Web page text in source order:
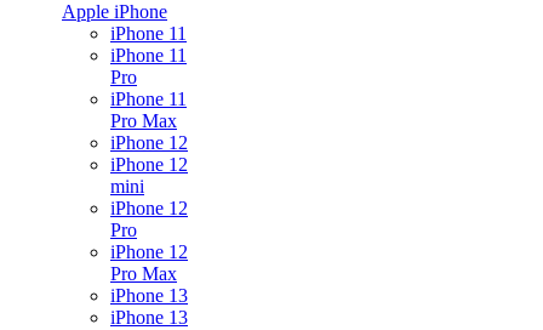
Apple iPhone
iPhone 11
iPhone 11
Pro
iPhone 11
Pro Max
iPhone 12
iPhone 12
mini
iPhone 12
Pro
iPhone 12
Pro Max
iPhone 13
iPhone 13